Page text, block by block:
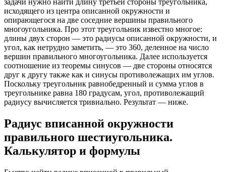
задачи нужно найти длину третьей стороны треугольника,
исходящего из центра описанной окружности и
опирающегося на две соседние вершины правильного
многоугольника. Про этот треугольник известно многое:
длины двух сторон — это радиусы описанной окружности, и
угол, как нетрудно заметить, — это 360, деленное на число
вершин правильного многоугольника. Далее используется
соотношение из теоремы синусов — две стороны относятся
друг к другу также как и синусы противолежащих им углов.
Поскольку треугольник равнобедренный и сумма углов в
треугольнике равна 180 градусам, угол, противолежащий
радиусу вычисляется тривиально. Результат — ниже.
Радиус вписанной окружности
правильного шестиугольника.
Калькулятор и формулы